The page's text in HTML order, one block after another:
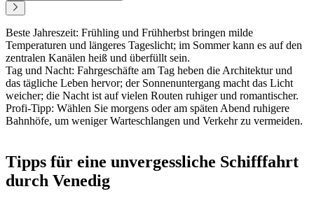
Beste Jahreszeit: Frühling und Frühherbst bringen milde
Temperaturen und längeres Tageslicht; im Sommer kann es auf den
zentralen Kanälen heiß und überfüllt sein.
Tag und Nacht: Fahrgeschäfte am Tag heben die Architektur und
das tägliche Leben hervor; der Sonnenuntergang macht das Licht
weicher; die Nacht ist auf vielen Routen ruhiger und romantischer.
Profi-Tipp: Wählen Sie morgens oder am späten Abend ruhigere
Bahnhöfe, um weniger Warteschlangen und Verkehr zu vermeiden.
Tipps für eine unvergessliche Schifffahrt
durch Venedig